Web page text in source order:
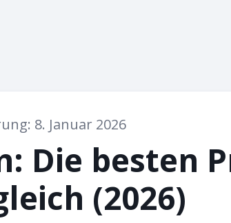
8. Januar 2026
Die besten
(2026)